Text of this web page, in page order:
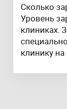
Сколько
Уровень
клиниках.
клинику